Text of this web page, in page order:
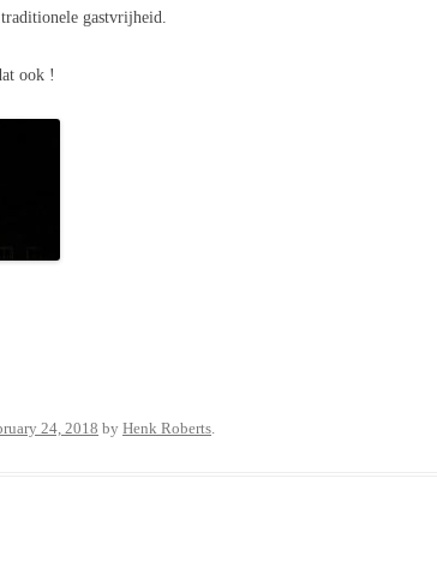
gastvrijheid.
ook !
24, 2018 by Henk Roberts.